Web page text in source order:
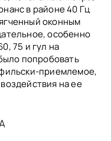
в районе 40 Гц
оконным
особенно
75 и гул на
попробовать
приемлемое,
на ее